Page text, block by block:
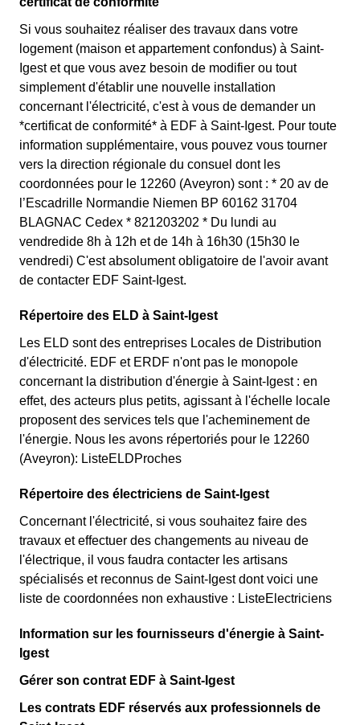
Si vous souhaitez réaliser des travaux dans votre
logement (maison et appartement confondus) à Saint-
Igest et que vous avez besoin de modifier ou tout
simplement d'établir une nouvelle installation
concernant l'électricité, c'est à vous de demander un
*certificat de conformité* à EDF à Saint-Igest. Pour toute
information supplémentaire, vous pouvez vous tourner
vers la direction régionale du consuel dont les
coordonnées pour le 12260 (Aveyron) sont : * 20 av de
l’Escadrille Normandie Niemen BP 60162 31704
BLAGNAC Cedex * 821203202 * Du lundi au
vendredide 8h à 12h et de 14h à 16h30 (15h30 le
vendredi) C'est absolument obligatoire de l'avoir avant
de contacter EDF Saint-Igest.
Répertoire des ELD à Saint-Igest
Les ELD sont des entreprises Locales de Distribution
d'électricité. EDF et ERDF n'ont pas le monopole
concernant la distribution d'énergie à Saint-Igest : en
effet, des acteurs plus petits, agissant à l'échelle locale
proposent des services tels que l'acheminement de
l'énergie. Nous les avons répertoriés pour le 12260
(Aveyron): ListeELDProches
Répertoire des électriciens de Saint-Igest
Concernant l'électricité, si vous souhaitez faire des
travaux et effectuer des changements au niveau de
l'électrique, il vous faudra contacter les artisans
spécialisés et reconnus de Saint-Igest dont voici une
liste de coordonnées non exhaustive : ListeElectriciens
Information sur les fournisseurs d'énergie à Saint-
Igest
Gérer son contrat EDF à Saint-Igest
Les contrats EDF réservés aux professionnels de